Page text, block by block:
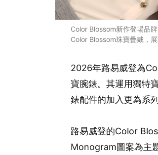
Color Blossom新作登場品
Color Blossom珠寶疊戴，展
2026年路易威登為
寶腕錶。其運用獨特
錶配件的加入更為系
路易威登的Color
Monogram圖案為主